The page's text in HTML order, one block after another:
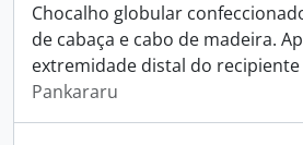
Chocalho globular
de cabaça e cabo de madeira.
extremidade distal do
Pankararu